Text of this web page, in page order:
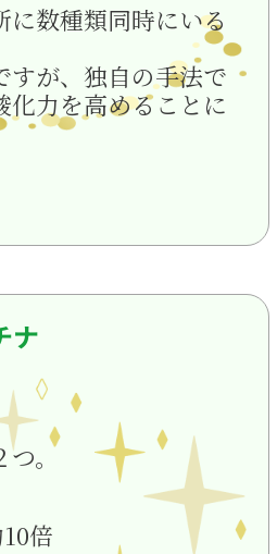
に数種類同時にいる
すが、独自の手法で
化力を高めることに
ナ
つ。
倍